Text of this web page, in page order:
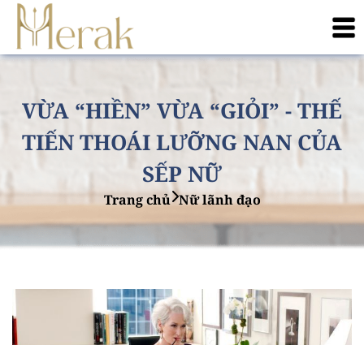
VỪA “HIỀN” VỪA “GIỎI” - THẾ
TIẾN THOÁI LƯỠNG NAN CỦA
SẾP NỮ
Trang chủ Nữ lãnh đạo